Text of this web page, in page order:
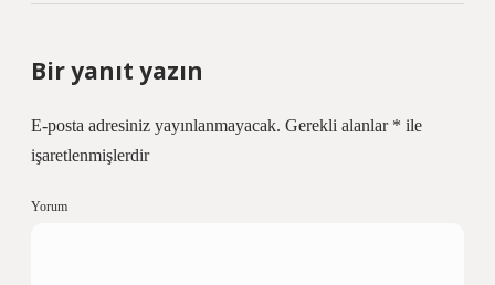
Bir yanıt yazın
E-posta adresiniz yayınlanmayacak. Gerekli alanlar * ile
işaretlenmişlerdir
Yorum